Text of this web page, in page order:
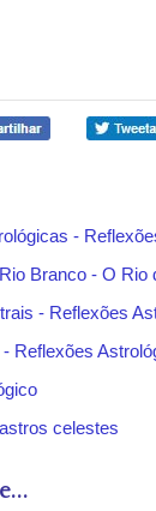
-
Branco - O
- Reflexões
Reflexões
celestes